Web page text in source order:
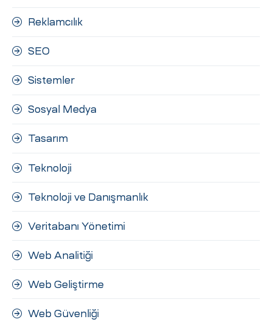
Reklamcılık
SEO
Sistemler
Sosyal Medya
Tasarım
Teknoloji
Teknoloji ve Danışmanlık
Veritabanı Yönetimi
Web Analitiği
Web Geliştirme
Web Güvenliği